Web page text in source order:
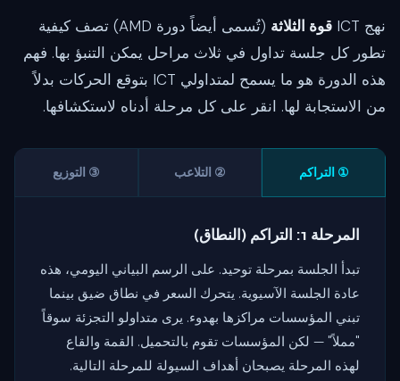
نهج ICT قوة الثلاثة
(تُسمى أيضاً دورة AMD) تصف كيفية
تطور كل جلسة تداول في ثلاث مراحل يمكن التنبؤ بها. فهم
هذه الدورة هو ما يسمح لمتداولي ICT بتوقع الحركات بدلاً
من الاستجابة لها. انقر على كل مرحلة أدناه لاستكشافها.
① التراكم ② التلاعب ③ التوزيع
المرحلة 1: التراكم (النطاق)
تبدأ الجلسة بمرحلة توحيد. على الرسم البياني اليومي، هذه
عادة الجلسة الآسيوية. يتحرك السعر في نطاق ضيق بينما
تبني المؤسسات مراكزها بهدوء. يرى متداولو التجزئة سوقاً
"مملاً" — لكن المؤسسات تقوم بالتحميل. القمة والقاع
لهذه المرحلة يصبحان أهداف السيولة للمرحلة التالية.